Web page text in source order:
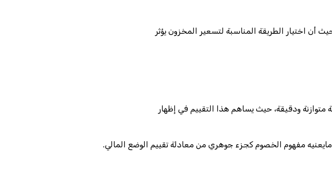
أن اختيار الطريقة المناسبة لتسعير المخزون يؤثر
متوازنة ودقيقة، حيث يساهم هذا التقييم في إظهار
مفهوم الخصوم كجزء جوهري من معادلة تقييم الوضع المالي.